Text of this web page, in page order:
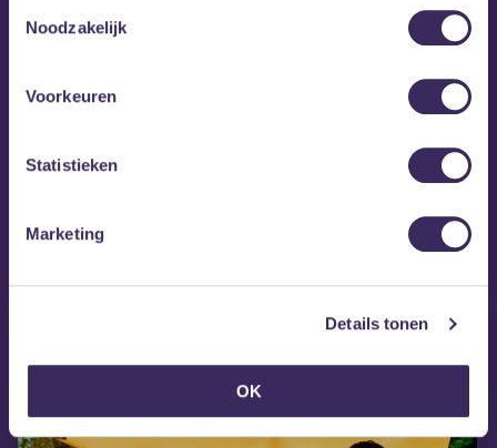
Noodzakelijk
Voorkeuren
Statistieken
Marketing
Details tonen
OK
wo 28 okt